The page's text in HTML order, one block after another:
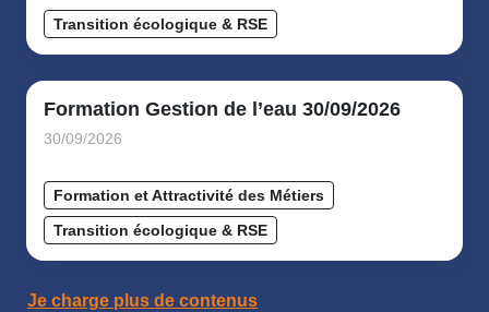
Transition écologique & RSE
Formation Gestion de l’eau 30/09/2026
30/09/2026
Formation et Attractivité des Métiers
Transition écologique & RSE
Je charge plus de contenus